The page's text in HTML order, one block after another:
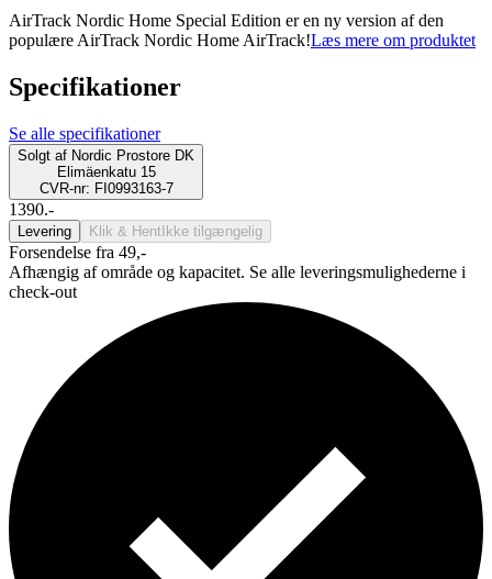
AirTrack Nordic Home Special Edition er en ny version af den
populære AirTrack Nordic Home AirTrack!Læs mere om produktet
Specifikationer
Se alle specifikationer
Solgt af Nordic Prostore DK
Elimäenkatu 15
CVR-nr: FI0993163-7
1390.-
Levering Klik & Hent Ikke tilgængelig
Forsendelse fra 49,-
Afhængig af område og kapacitet. Se alle leveringsmulighederne i
check-out